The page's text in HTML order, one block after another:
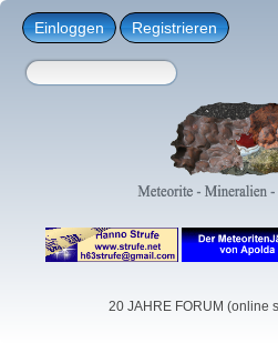
Einloggen Registrieren
20 JAHRE FORUM (online